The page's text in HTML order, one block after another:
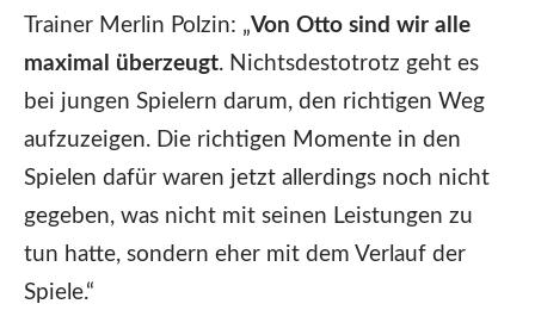
Trainer Merlin Polzin: „Von Otto sind wir alle
maximal überzeugt. Nichtsdestotrotz geht es
bei jungen Spielern darum, den richtigen Weg
aufzuzeigen. Die richtigen Momente in den
Spielen dafür waren jetzt allerdings noch nicht
gegeben, was nicht mit seinen Leistungen zu
tun hatte, sondern eher mit dem Verlauf der
Spiele.“